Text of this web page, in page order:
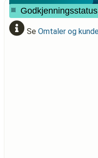
Se Omtaler og